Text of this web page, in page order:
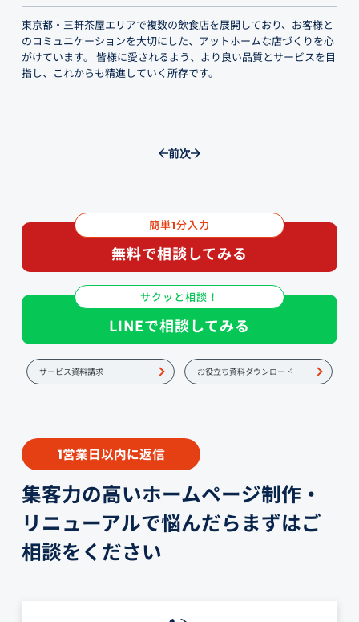
東京都・三軒茶屋エリアで複数の飲食店を展開しており、お客様と
のコミュニケーションを大切にした、アットホームな店づくりを心
がけています。 皆様に愛されるよう、より良い品質とサービスを目
指し、これからも精進していく所存です。
前次
簡単1分入力
無料で相談してみる
サクッと相談！
LINEで相談してみる
サービス資料請求 お役立ち資料ダウンロード
1営業日以内に返信
集客力の高いホームページ制作・
リニューアルで悩んだらまずはご
相談をください